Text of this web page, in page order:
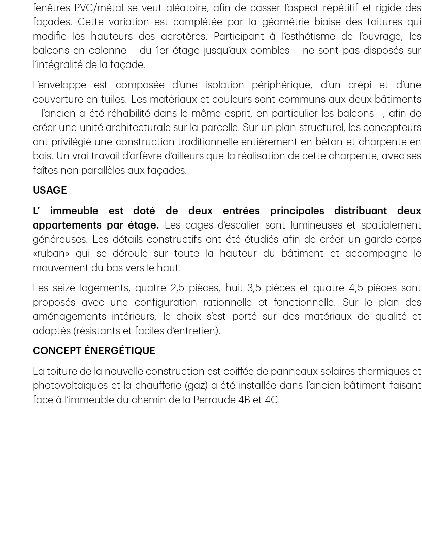
fenêtres PVC/métal se veut aléatoire, afin de casser l’aspect répétitif et rigide des
façades. Cette variation est complétée par la géométrie biaise des toitures qui
modifie les hauteurs des acrotères. Participant à l’esthétisme de l’ouvrage, les
balcons en colonne – du 1er étage jusqu’aux combles – ne sont pas disposés sur
l’intégralité de la façade.
L’enveloppe est composée d’une isolation périphérique, d’un crépi et d’une
couverture en tuiles. Les matériaux et couleurs sont communs aux deux bâtiments
– l’ancien a été réhabilité dans le même esprit, en particulier les balcons –, afin de
créer une unité architecturale sur la parcelle. Sur un plan structurel, les concepteurs
ont privilégié une construction traditionnelle entièrement en béton et charpente en
bois. Un vrai travail d’orfèvre d’ailleurs que la réalisation de cette charpente, avec ses
faîtes non parallèles aux façades.
USAGE
L’ immeuble est doté de deux entrées principales distribuant deux
appartements par étage. Les cages d’escalier sont lumineuses et spatialement
généreuses. Les détails constructifs ont été étudiés afin de créer un garde-corps
«ruban» qui se déroule sur toute la hauteur du bâtiment et accompagne le
mouvement du bas vers le haut.
Les seize logements, quatre 2,5 pièces, huit 3,5 pièces et quatre 4,5 pièces sont
proposés avec une configuration rationnelle et fonctionnelle. Sur le plan des
aménagements intérieurs, le choix s’est porté sur des matériaux de qualité et
adaptés (résistants et faciles d’entretien).
CONCEPT ÉNERGÉTIQUE
La toiture de la nouvelle construction est coiffée de panneaux solaires thermiques et
photovoltaïques et la chaufferie (gaz) a été installée dans l’ancien bâtiment faisant
face à l’immeuble du chemin de la Perroude 4B et 4C.